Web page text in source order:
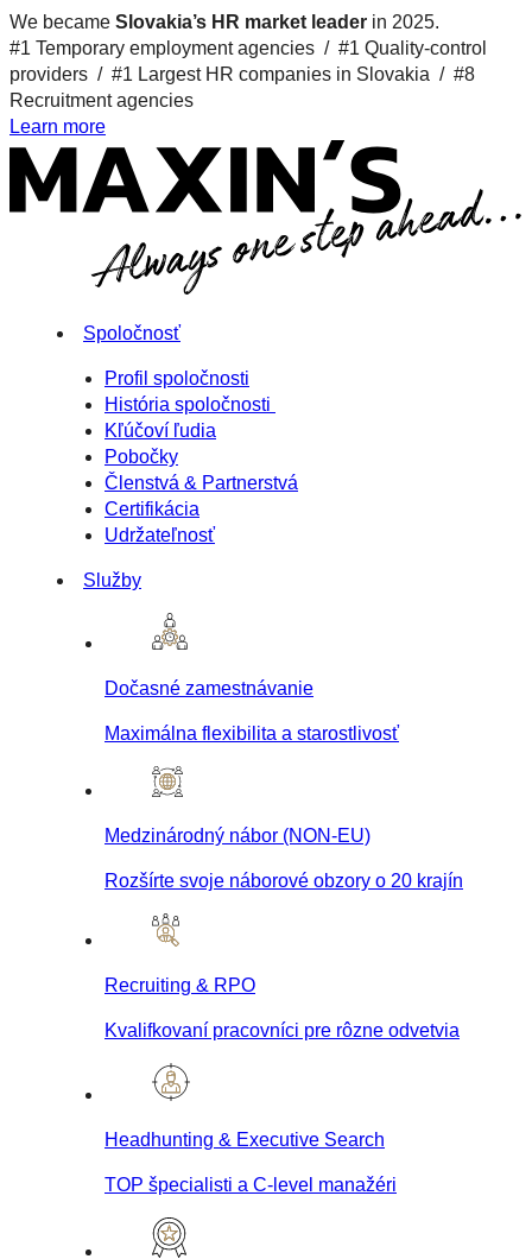
We became Slovakia’s HR market leader in 2025.
#1 Temporary employment agencies / #1 Quality-control
providers / #1 Largest HR companies in Slovakia / #8
Recruitment agencies
Learn more
Spoločnosť
Profil spoločnosti
História spoločnosti
Kľúčoví ľudia
Pobočky
Členstvá & Partnerstvá
Certifikácia
Udržateľnosť
Služby
Dočasné zamestnávanie
Maximálna flexibilita a starostlivosť
Medzinárodný nábor (NON-EU)
Rozšírte svoje náborové obzory o 20 krajín
Recruiting & RPO
Kvalifkovaní pracovníci pre rôzne odvetvia
Headhunting & Executive Search
TOP špecialisti a C-level manažéri